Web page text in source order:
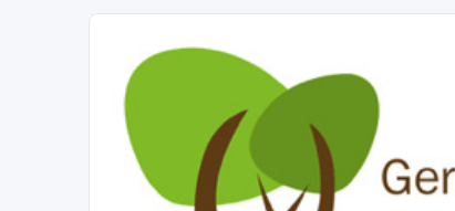
Drechseln und Kunsthandwerk
Der Treffpunkt für Drechsler und Freunde des Kunsthandwerks